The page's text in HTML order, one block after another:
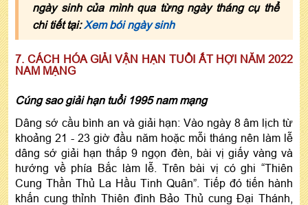
ngày sinh của mình qua từng ngày tháng cụ thể
chi tiết tại:Xem bói ngày sinh
7. CÁCH HÓA GIẢI VẬN HẠN TUỔI ẤT HỢI NĂM 2022
NAM MẠNG
Cúng sao giải hạn tuổi 1995 nam mạng
Dâng sớ cầu bình an và giải hạn: Vào ngày 8 âm lịch từ
khoảng 21 - 23 giờ đầu năm hoặc mỗi tháng nên làm lễ
dâng sớ giải hạn thắp 9 ngọn đèn, bài vị giấy vàng và
hướng về phía Bắc làm lễ. Trên bài vị có ghi “Thiên
Cung Thần Thủ La Hầu Tinh Quân”. Tiếp đó tiến hành
khấn cung thỉnh Thiên đình Bảo Thủ cung Đại Thánh,